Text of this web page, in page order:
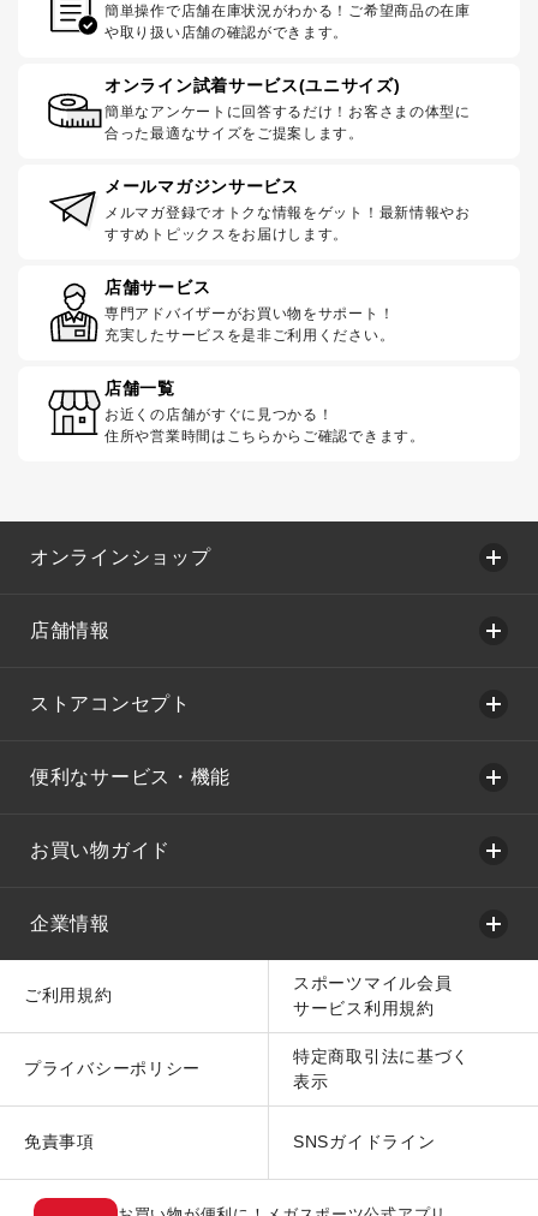
簡単操作で店舗在庫状況がわかる！ご希望商品の在庫
や取り扱い店舗の確認ができます。
オンライン試着サービス(ユニサイズ)
簡単なアンケートに回答するだけ！お客さまの体型に
合った最適なサイズをご提案します。
メールマガジンサービス
メルマガ登録でオトクな情報をゲット！最新情報やお
すすめトピックスをお届けします。
店舗サービス
専門アドバイザーがお買い物をサポート！
充実したサービスを是非ご利用ください。
店舗一覧
お近くの店舗がすぐに見つかる！
住所や営業時間はこちらからご確認できます。
オンラインショップ
店舗情報
ストアコンセプト
便利なサービス・機能
お買い物ガイド
企業情報
ご利用規約
スポーツマイル会員
サービス利用規約
プライバシーポリシー
特定商取引法に基づく
表示
免責事項 SNSガイドライン